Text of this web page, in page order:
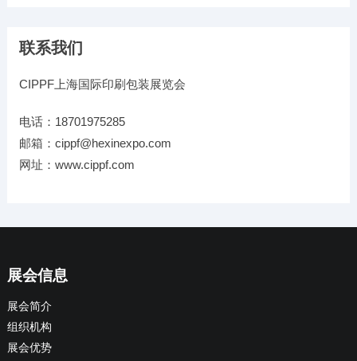
联系我们
CIPPF上海国际印刷包装展览会
电话：18701975285
邮箱：cippf@hexinexpo.com
网址：www.cippf.com
展会信息
展会简介
组织机构
展会优势